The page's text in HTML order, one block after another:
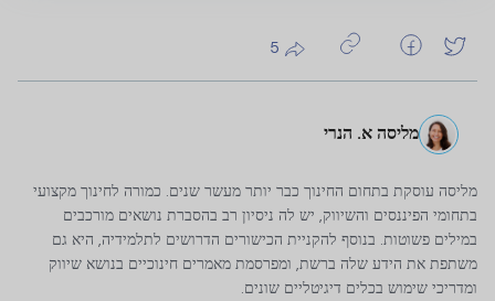
מליסה א. הנרי
מליסה עוסקת בתחום החינוך כבר יותר מעשר שנים. כמורה לחינוך מקצועי
בתחומי הפיננסים והשיווק, יש לה ניסיון רב בהסברת נושאים מורכבים
במילים פשוטות. בנוסף להקניית הכישורים הדרושים לתלמידיה, היא גם
משתפת את הידע שלה ברשת, ומפרסמת מאמרים חינוכיים בנושא שיווק
ומדריכי שימוש בכלים דיגיטליים שונים.